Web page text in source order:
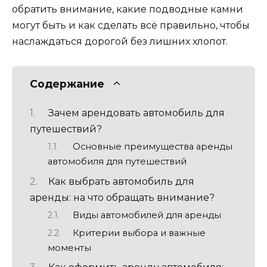
обратить внимание, какие подводные камни
могут быть и как сделать всё правильно, чтобы
наслаждаться дорогой без лишних хлопот.
Содержание
Зачем арендовать автомобиль для
путешествий?
Основные преимущества аренды
автомобиля для путешествий
Как выбрать автомобиль для
аренды: на что обращать внимание?
Виды автомобилей для аренды
Критерии выбора и важные
моменты